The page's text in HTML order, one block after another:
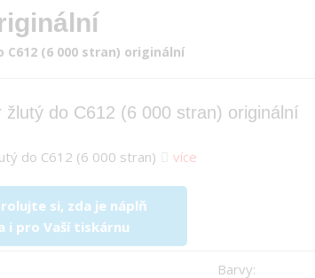
C612 (6 000 stran) originální
žlutý do C612 (6 000 stran) originální
do C612 (6 000 stran) více
si, zda je náplň
i pro Vaší tiskárnu
Barvy: